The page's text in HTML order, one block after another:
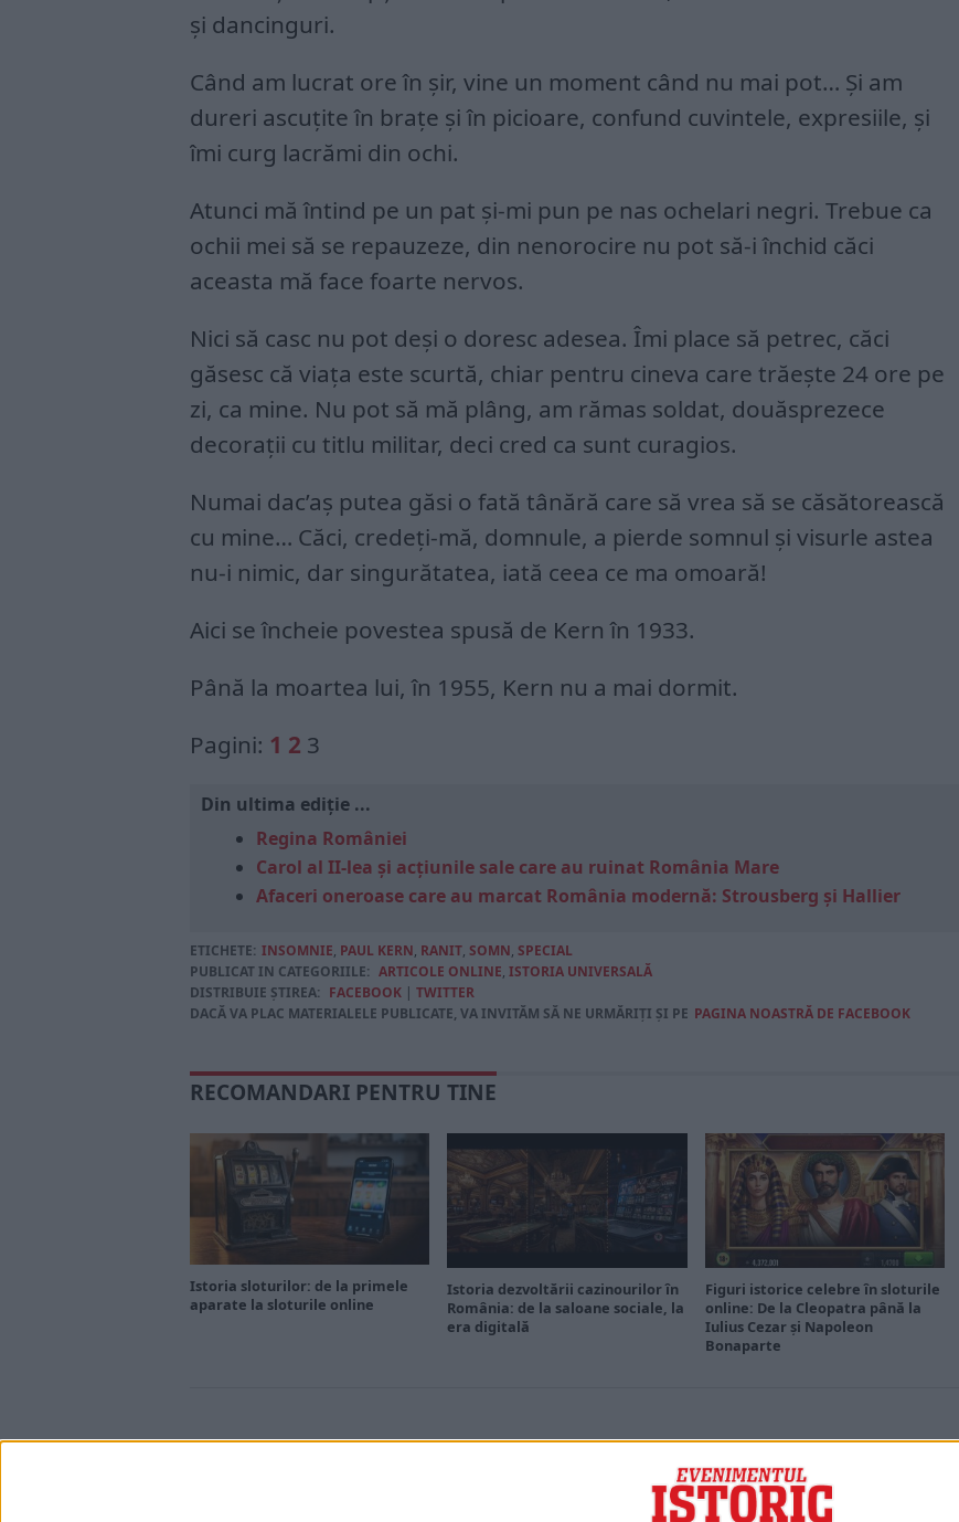
şi dancinguri.
Când am lucrat ore în şir, vine un moment când nu mai pot… Și am
dureri ascuţite în braţe şi în picioare, confund cuvintele, expresiile, şi
îmi curg lacrămi din ochi.
Atunci mă întind pe un pat şi-mi pun pe nas ochelari negri. Trebue ca
ochii mei să se repauzeze, din nenorocire nu pot să-i închid căci
aceasta mă face foarte nervos.
Nici să casc nu pot deşi o doresc adesea. Îmi place să petrec, căci
găsesc că viaţa este scurtă, chiar pentru cineva care trăeşte 24 ore pe
zi, ca mine. Nu pot să mă plâng, am rămas soldat, douăsprezece
decoraţii cu titlu militar, deci cred ca sunt curagios.
Numai dac’aş putea găsi o fată tânără care să vrea să se căsătorească
cu mine… Căci, credeţi-mă, domnule, a pierde somnul şi visurle astea
nu-i nimic, dar singurătatea, iată ceea ce ma omoară!
Aici se încheie povestea spusă de Kern în 1933.
Până la moartea lui, în 1955, Kern nu a mai dormit.
Pagini: 1 2 3
Din ultima ediție ...
Regina României
Carol al II-lea și acțiunile sale care au ruinat România Mare
Afaceri oneroase care au marcat România modernă: Strousberg și Hallier
ETICHETE: INSOMNIE, PAUL KERN, RANIT, SOMN, SPECIAL
PUBLICAT IN CATEGORIILE: ARTICOLE ONLINE, ISTORIA UNIVERSALĂ
DISTRIBUIE ȘTIREA: FACEBOOK | TWITTER
DACĂ VA PLAC MATERIALELE PUBLICATE, VA INVITĂM SĂ NE URMĂRIȚI ȘI PE PAGINA NOASTRĂ DE FACEBOOK
RECOMANDARI PENTRU TINE
Istoria sloturilor: de la primele
aparate la sloturile online
Istoria dezvoltării cazinourilor în
România: de la saloane sociale, la
era digitală
Figuri istorice celebre în sloturile
online: De la Cleopatra până la
Iulius Cezar și Napoleon
Bonaparte